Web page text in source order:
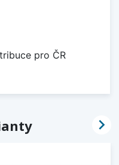
pro ČR
